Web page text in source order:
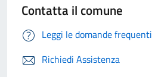
Contatta il comune
Leggi le domande frequenti
Richiedi Assistenza